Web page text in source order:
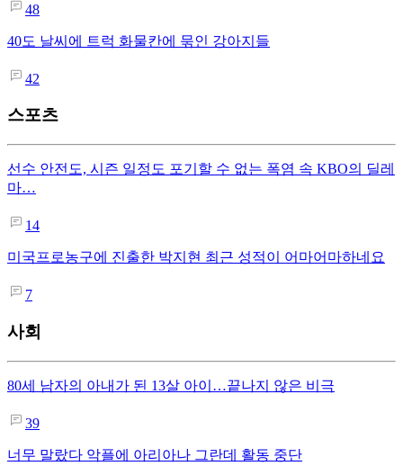
48
40도 날씨에 트럭 화물칸에 묶인 강아지들
42
스포츠
선수 안전도, 시즌 일정도 포기할 수 없는 폭염 속 KBO의 딜레
마…
14
미국프로농구에 진출한 박지현 최근 성적이 어마어마하네요
7
사회
80세 남자의 아내가 된 13살 아이…끝나지 않은 비극
39
너무 말랐다 악플에 아리아나 그란데 활동 중단